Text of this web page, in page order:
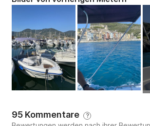
95 Kommentare ?